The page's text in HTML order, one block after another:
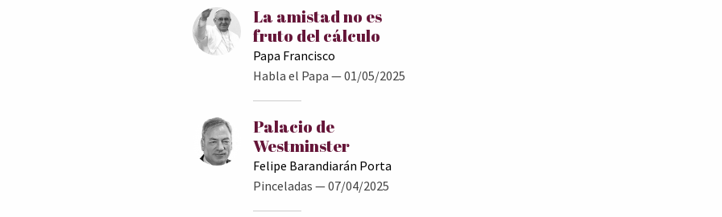
La amistad no es
fruto del cálculo
Papa Francisco
Habla el Papa — 01/05/2025
Palacio de
Westminster
Felipe Barandiarán Porta
Pinceladas — 07/04/2025